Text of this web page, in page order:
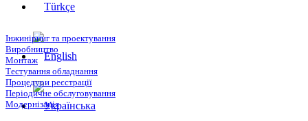
Інжиніринг та проектування
Виробництво
Монтаж
Тестування обладнання
Процедури реєстрації
Періодичне обслуговування
Модернізація